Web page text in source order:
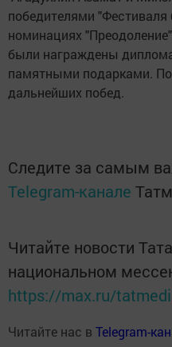
победителями "Фестиваля
номинациях
были награждены
памятными подарками.
дальнейших побед.
Следите за самым
Telegram-канале
Читайте новости
национальном
https://max.ru/
Читайте нас в Telegram-